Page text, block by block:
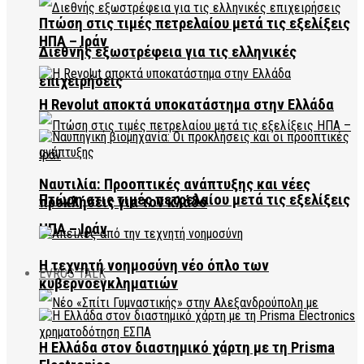
Διεθνής εξωστρέφεια για τις ελληνικές
επιχειρήσεις
Πτώση στις τιμές πετρελαίου μετά τις εξελίξεις
ΗΠΑ – Ιράν
EVROS TALK
Πτώση στις τιμές πετρελαίου μετά τις εξελίξεις
ΗΠΑ – Ιράν
Η Revolut αποκτά υποκατάστημα στην Ελλάδα
Ναυτιλία: Προοπτικές ανάπτυξης και νέες
προκλήσεις για τον κλάδο
Η τεχνητή νοημοσύνη νέο όπλο των
κυβερνοεγκληματιών
Η Ελλάδα στον διαστημικό χάρτη με τη Prisma